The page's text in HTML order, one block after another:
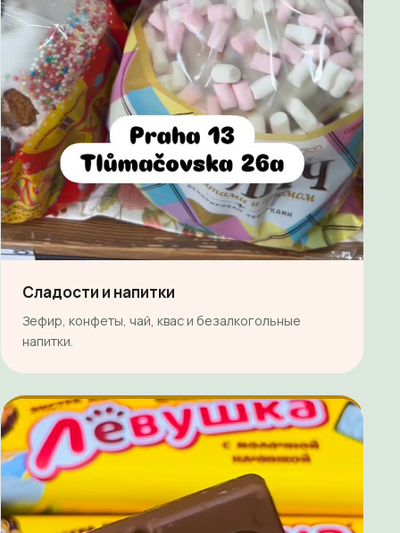
Сладости и напитки
Зефир, конфеты, чай, квас и безалкогольные
напитки.